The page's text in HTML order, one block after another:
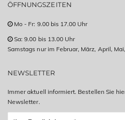
ÖFFNUNGSZEITEN
Mo - Fr: 9.00 bis 17.00 Uhr
Sa: 9.00 bis 13.00 Uhr
Samstags nur im Februar, März, April,
NEWSLETTER
Immer aktuell informiert. Bestellen Sie
Newsletter.